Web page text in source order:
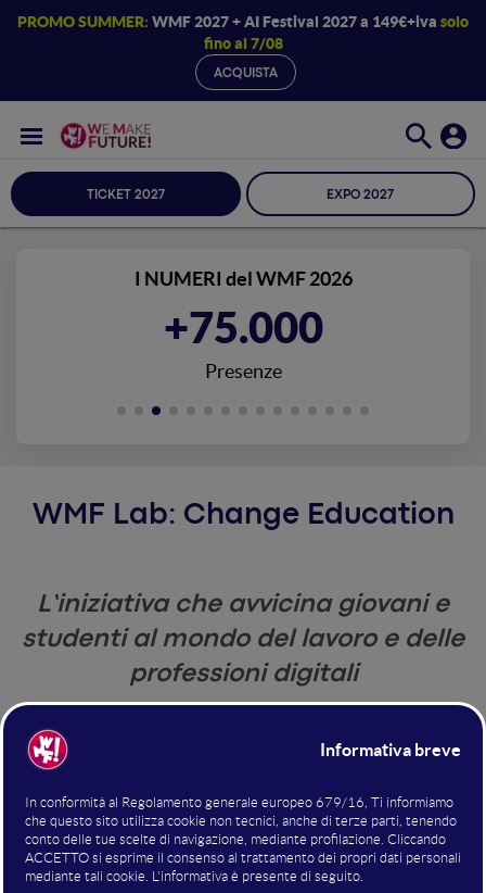
PROMO SUMMER: WMF 2027 + AI Festival 2027 a 149€+iva solo
fino al 7/08
ACQUISTA
TICKET 2027 EXPO 2027
I NUMERI del WMF 2026
+75.000
Presenze
WMF Lab: Change Education
L’iniziativa che avvicina giovani e
studenti al mondo del lavoro e delle
professioni digitali
Larivoluzione digitale
aspetti della nostra quotidianità, dando
nuova forma non
cambiando così lefigure professionalirichieste nel mercato
attuale e futuro.
Dalla convinzione chel’Educazionesia la chiave per formare